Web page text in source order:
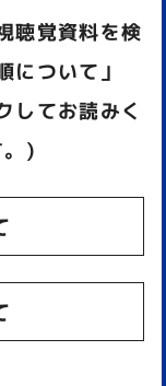
聴覚資料を検
について」
してお読みく
。)